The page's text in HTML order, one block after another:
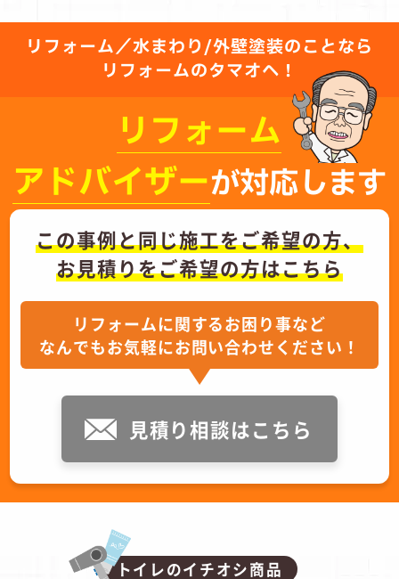
リフォーム／水まわり/外壁塗装のことなら
リフォームのタマオへ！
リフォーム
アドバイザーが対応します
この事例と同じ施工をご希望の方、
お見積りをご希望の方はこちら
リフォームに関するお困り事など
なんでもお気軽にお問い合わせください！
見積り相談はこちら
トイレのイチオシ商品